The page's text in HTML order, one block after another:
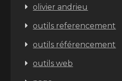
olivier andrieu
outils referencement
outils référencement
outils web